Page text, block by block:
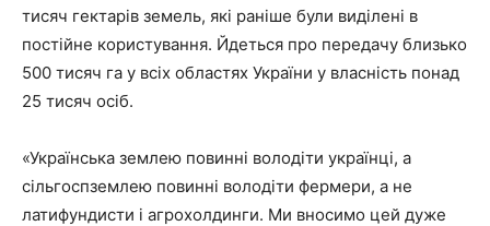
тисяч гектарів земель, які раніше були виділені в
постійне користування. Йдеться про передачу близько
500 тисяч га у всіх областях України у власність понад
25 тисяч осіб.
«Українська землею повинні володіти українці, а
сільгоспземлею повинні володіти фермери, а не
латифундисти і агрохолдинги. Ми вносимо цей дуже